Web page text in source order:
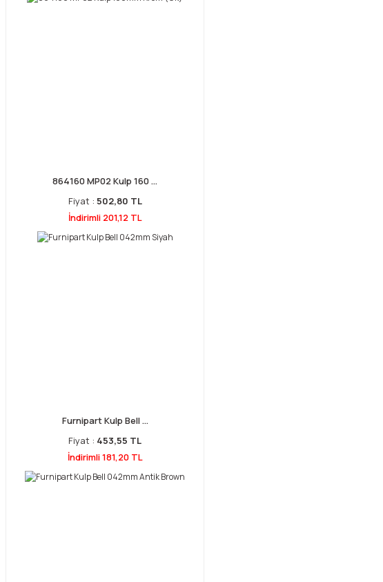
864160 MP02 Kulp 160 ...
Fiyat : 502,80 TL
İndirimli 201,12 TL
Furnipart Kulp Bell ...
Fiyat : 453,55 TL
İndirimli 181,20 TL